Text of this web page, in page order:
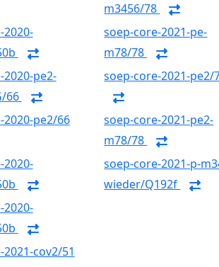
pe2-
66
pe2/66
cov2/51
m3456/78
soep-core-2021-pe-
m78/78
soep-core-2021-pe2/
soep-core-2021-pe2-
m78/78
soep-core-2021-p-
wieder/Q192f